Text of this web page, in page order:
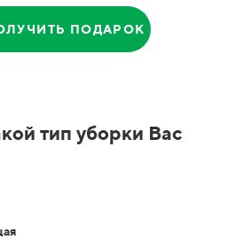
ПОДАРОК
тип уборки Вас